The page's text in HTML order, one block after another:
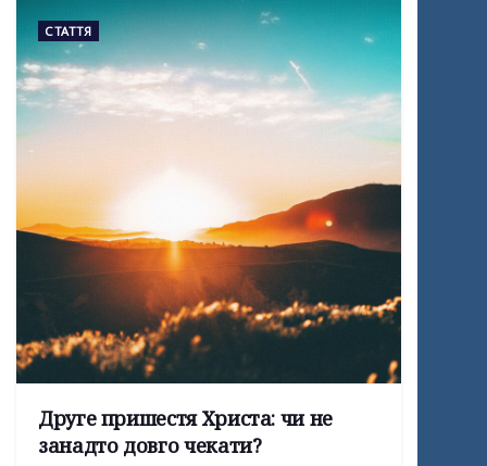
СТАТТЯ
Друге пришестя Христа: чи не
занадто довго чекати?